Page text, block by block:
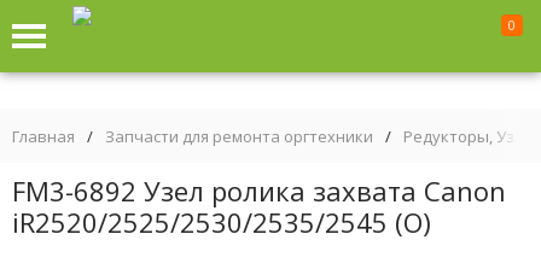
0
Главная / Запчасти для ремонта оргтехники / Редукторы,
FM3-6892 Узел ролика захвата Canon
iR2520/2525/2530/2535/2545 (O)